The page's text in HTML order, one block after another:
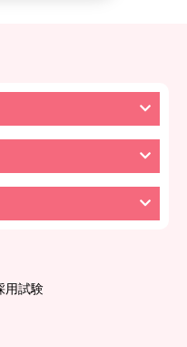
用試験